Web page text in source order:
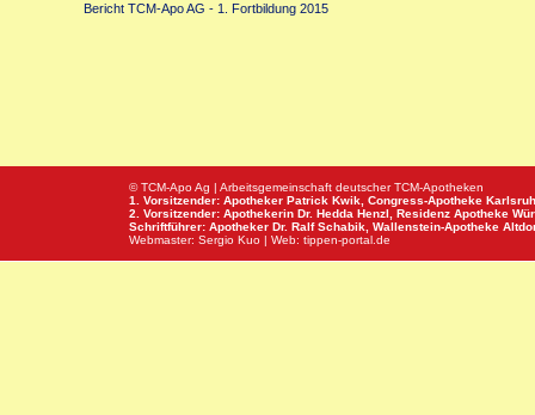
Bericht TCM-Apo AG - 1. Fortbildung 2015
© TCM-Apo Ag | Arbeitsgemeinschaft deutscher TCM-Apotheken
1. Vorsitzender: Apotheker Patrick Kwik, Congress-Apotheke
2. Vorsitzender: Apothekerin Dr. Hedda Henzl, Residenz Apotheke
Schriftführer: Apotheker Dr. Ralf Schabik, Wallenstein-Apotheke
Webmaster: Sergio Kuo | Web: tippen-portal.de